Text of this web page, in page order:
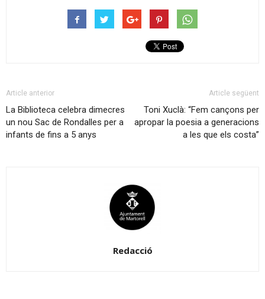
Article anterior
La Biblioteca celebra dimecres
un nou Sac de Rondalles per a
infants de fins a 5 anys
Article següent
Toni Xuclà: “Fem cançons per
apropar la poesia a generacions
a les que els costa”
Redacció